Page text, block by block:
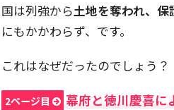
国は列強から土地を奪われ、
にもかかわらず、です。
これはなぜだったのでしょう？
2ページ目 幕府と徳川慶喜に